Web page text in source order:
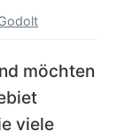
möchten
viele